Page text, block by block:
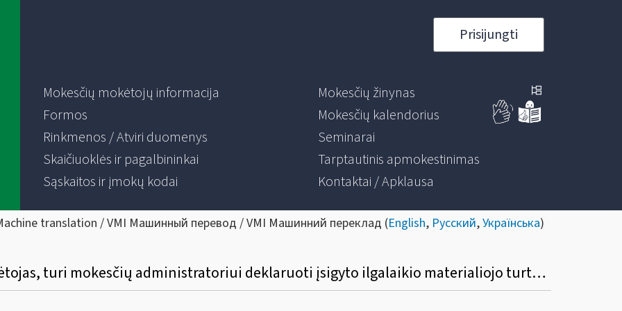
Prisijungti
Mokesčių mokėtojų informacija
Formos
Rinkmenos / Atviri duomenys
Skaičiuoklės ir pagalbininkai
Sąskaitos ir įmokų kodai
Mokesčių žinynas
Mokesčių kalendorius
Seminarai
Tarptautinis apmokestinimas
Kontaktai / Apklausa
translation / VMI Машинный перевод / VMI Машинний переклад (English, Русский,Українська)
Kokia tvarka fizinis asmuo, PVM mokėtojas, turi mokesčių administratoriui deklaruoti įsigyto ilgalaikio materialiojo turto priskyrimą savo ekonominei veiklai?